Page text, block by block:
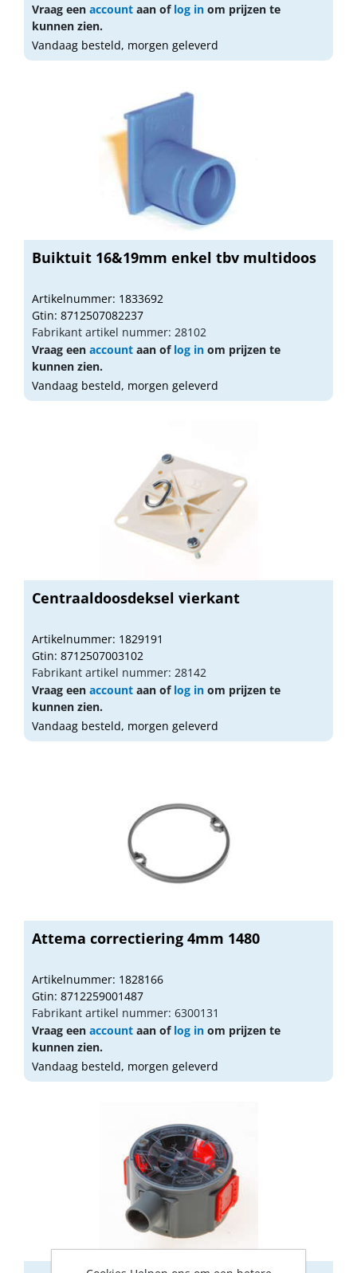
Vraag een account aan of log in om prijzen te
kunnen zien.
Vandaag besteld, morgen geleverd
Buiktuit 16&19mm enkel tbv multidoos
Artikelnummer: 1833692
Gtin: 8712507082237
Fabrikant artikel nummer: 28102
Vraag een account aan of log in om prijzen te
kunnen zien.
Vandaag besteld, morgen geleverd
Centraaldoosdeksel vierkant
Artikelnummer: 1829191
Gtin: 8712507003102
Fabrikant artikel nummer: 28142
Vraag een account aan of log in om prijzen te
kunnen zien.
Vandaag besteld, morgen geleverd
Attema correctiering 4mm 1480
Artikelnummer: 1828166
Gtin: 8712259001487
Fabrikant artikel nummer: 6300131
Vraag een account aan of log in om prijzen te
kunnen zien.
Vandaag besteld, morgen geleverd